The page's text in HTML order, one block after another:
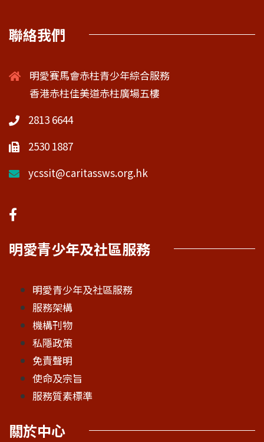
聯絡我們
明愛賽馬會赤柱青少年綜合服務
香港赤柱佳美道赤柱廣場五樓
2813 6644
2530 1887
ycssit@caritassws.org.hk
明愛青少年及社區服務
明愛青少年及社區服務
服務架構
機構刊物
私隱政策
免責聲明
使命及宗旨
服務質素標準
關於中心